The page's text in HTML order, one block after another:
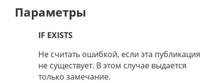
Параметры
IF EXISTS
Не считать ошибкой, если эта публикация
не существует. В этом случае выдается
только замечание.